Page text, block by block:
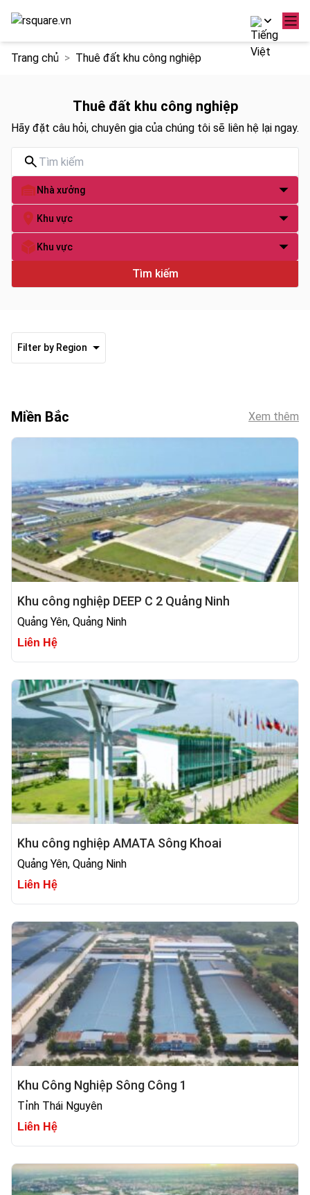
đến
Trang chủ Thuê đất khu công nghiệp
Thuê đất khu công nghiệp
Hãy đặt câu hỏi, chuyên gia của chúng tôi sẽ liên hệ lại ngay.
Nhà xưởng
Khu vực
Khu vực
Tìm kiếm
Filter by Region
Miền Bắc Xem thêm
Khu công nghiệp DEEP C 2 Quảng Ninh
Quảng Yên, Quảng Ninh
Liên Hệ
Khu công nghiệp AMATA Sông Khoai
Quảng Yên, Quảng Ninh
Liên Hệ
Khu Công Nghiệp Sông Công 1
Tỉnh Thái Nguyên
Liên Hệ